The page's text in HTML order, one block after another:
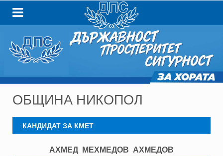
ОБЩИНА НИКОПОЛ
КАНДИДАТ ЗА КМЕТ
АХМЕД МЕХМЕДОВ АХМЕДОВ